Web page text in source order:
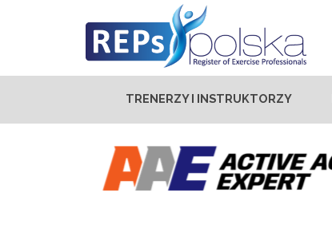
TRENERZY I INSTRUKTORZY